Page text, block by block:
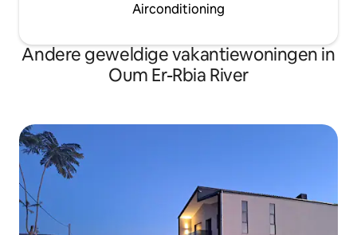
Airconditioning
Andere geweldige vakantiewoningen in
Oum Er-Rbia River